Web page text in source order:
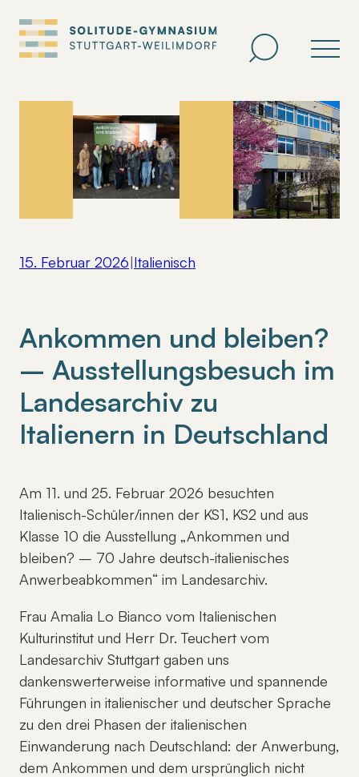
Zum
Inhalt
springen
15. Februar 2026|Italienisch
Ankommen und bleiben?
– Ausstellungsbesuch im
Landesarchiv zu
Italienern in Deutschland
Am 11. und 25. Februar 2026 besuchten
Italienisch-Schüler/innen der KS1, KS2 und aus
Klasse 10 die Ausstellung „Ankommen und
bleiben? – 70 Jahre deutsch-italienisches
Anwerbeabkommen“ im Landesarchiv.
Frau Amalia Lo Bianco vom Italienischen
Kulturinstitut und Herr Dr. Teuchert vom
Landesarchiv Stuttgart gaben uns
dankenswerterweise informative und spannende
Führungen in italienischer und deutscher Sprache
zu den drei Phasen der italienischen
Einwanderung nach Deutschland: der Anwerbung,
dem Ankommen und dem ursprünglich nicht